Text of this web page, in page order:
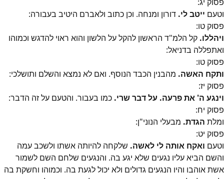
וטעם ייטב לי. דורון ומנחה. וכן כתוב ולאברם היטיב בעבורה:
פסוק טו:
ויהללו. קל הלמ"ד הראשון להקל על הלשון והוא ראוי להדגש וכמוהו
ואתפללה בדניאל:
פסוק טו:
ותקח האשה. מהבנין הכבד הנוסף. ואם לא נמצא והשלם ותושלכי:
פסוק יז:
וינגע ה' את פרעה. על דבר שרי. כמו בעבור. והטעם על זה הדבר:
פסוק יח:
ומלת הגדת. מבעלי הנוני"ן:
פסוק יט:
וטעם ואקח אותה לי לאשה. שלקחה להיותה אשתו ולשכב עמה
והשם הביא עליו נגעים שלא יגע בה. והנגעים שלחם השם לשמור
אשת אוהבו והיו הנגעים גדולים ולא יכול לגעת בה. וכמוהו וחשקת בה